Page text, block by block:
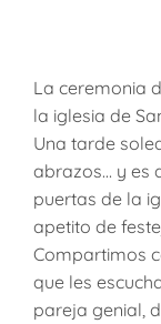
La ceremonia
la iglesia de
Una tarde
abrazos… y es
puertas de la
apetito de
Compartimos
que les
pareja genial,